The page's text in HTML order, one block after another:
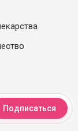
Подписаться